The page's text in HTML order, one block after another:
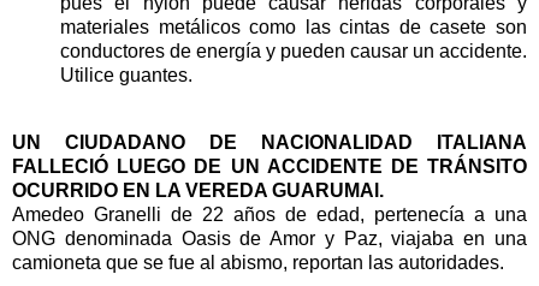
materiales metálicos como las cintas de casete son
conductores de energía y pueden causar un accidente.
Utilice guantes.
UN CIUDADANO DE NACIONALIDAD ITALIANA
FALLECIÓ LUEGO DE UN ACCIDENTE DE TRÁNSITO
OCURRIDO EN LA VEREDA GUARUMAl.
Amedeo Granelli de 22 años de edad, pertenecía a una
ONG denominada Oasis de Amor y Paz, viajaba en una
camioneta que se fue al abismo, reportan las autoridades.